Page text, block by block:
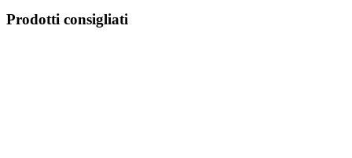
Prodotti consigliati